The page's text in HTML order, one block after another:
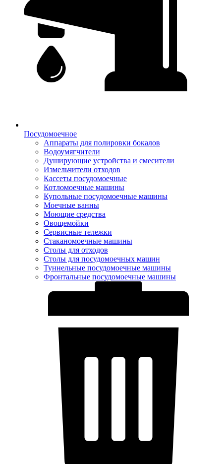
Посудомоечное
Аппараты для полировки бокалов
Водоумягчители
Душирующие устройства и смесители
Измельчители отходов
Кассеты посудомоечные
Котломоечные машины
Купольные посудомоечные машины
Моечные ванны
Моющие средства
Овощемойки
Сервисные тележки
Стаканомоечные машины
Столы для отходов
Столы для посудомоечных машин
Туннельные посудомоечные машины
Фронтальные посудомоечные машины